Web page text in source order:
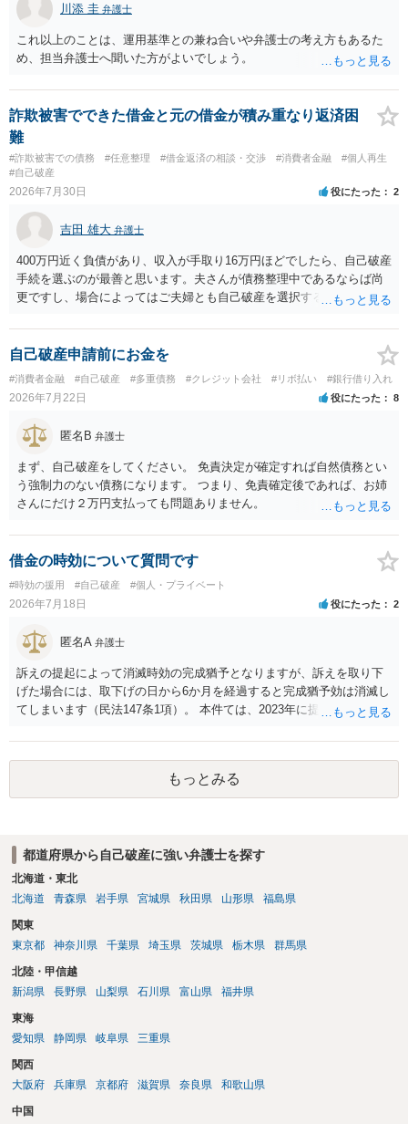
川添 圭 弁護士
これ以上のことは、運用基準との兼ね合いや弁護士の考え方もあるた
め、担当弁護士へ聞いた方がよいでしょう。
詐欺被害でできた借金と元の借金が積み重なり返済困
難
#詐欺被害での債務 #任意整理 #借金返済の相談・交渉 #消費者金融
#個人再生
#自己破産
2026年7月30日 役にたった 2
吉田 雄大 弁護士
400万円近く負債があり、収入が手取り16万円ほどでしたら、自己破産
手続を選ぶのが最善と思います。夫さんが債務整理中であるならば尚
更ですし、場合によってはご夫婦とも自己破産を選択する方法もある
自己破産申請前にお金を
#消費者金融 #自己破産 #多重債務 #クレジット会社 #リボ払い #銀行借り入れ
2026年7月22日 役にたった 8
匿名B 弁護士
まず、自己破産をしてください。 免責決定が確定すれば自然債務とい
う強制力のない債務になります。 つまり、免責確定後であれば、お姉
さんにだけ２万円支払っても問題ありません。
借金の時効について質問です
#時効の援用 #自己破産 #個人・プライベート
2026年7月18日 役にたった 2
匿名A 弁護士
訴えの提起によって消滅時効の完成猶予となりますが、訴えを取り下
げた場合には、取下げの日から6か月を経過すると完成猶予効は消滅し
てしまいます（民法147条1項）。 本件ては、2023年に提訴された債権
権者については取下げ日から6か月以内に再提訴しなければやはり時効
は更新しないことになります。ただし、消滅時効の起算点は、不払い
日ではなく期限の利益喪失日（通常は所定の分割の支払期日から1～2
か月程度経過しても支払いがなければ一括返済可能という契約になっ
もっとみる
都道府県から自己破産に強い弁護士を探す
北海道・東北
北海道
青森県 岩手県 宮城県 秋田県 山形県 福島県
関東
東京都
神奈川県 千葉県 埼玉県 茨城県 栃木県 群馬県
北陸・甲信越
新潟県
長野県 山梨県 石川県 富山県 福井県
東海
愛知県
静岡県 岐阜県 三重県
関西
大阪府
兵庫県 京都府 滋賀県 奈良県 和歌山県
中国